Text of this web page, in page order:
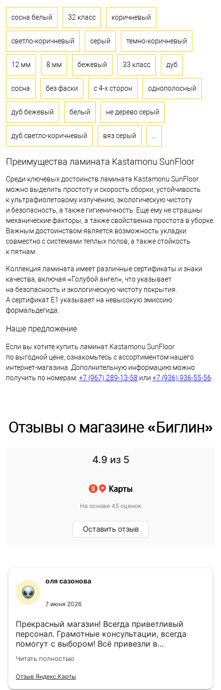
сосна белый 32 класс коричневый
светло-коричневый серый темно-коричневый
12 мм 8 мм бежевый 33 класс дуб
сосна без фаски с 4-х сторон однополосный
дуб бежевый белый не дерево серый
дуб светло-коричневый вяз серый
Преимущества ламината Kastamonu SunFloor
Среди ключевых достоинств ламината Kastamonu SunFloor
можно выделить простоту и скорость сборки, устойчивость
к ультрафиолетовому излучению, экологическую чистоту
и безопасность, а также гигиеничность. Еще ему не страшны
механические факторы, а также свойственна простота в уборке.
Важным достоинством является возможность укладки
совместно с системами теплых полов, а также стойкость
к пятнам.
Коллекция ламината имеет различные сертификаты и знаки
качества, включая «Голубой ангел», что указывает
на безопасность и экологическую чистоту покрытия.
А сертификат Е1 указывает на невысокую эмиссию
формальдегида.
Наше предложение
Если вы хотите купить ламинат Kastamonu SunFloor
по выгодной цене, ознакомьтесь с ассортиментом нашего
интернет-магазина. Дополнительную информацию можно
получить по номерам: +7 (967) 289-13-58 или +7 (936) 936-55-56
Отзывы о магазине «Биглин»
4.9 из 5
На основе 45 оценок
Оставить отзыв
оля сазонова
7 июня 2026
Прекрасный магазин! Всегда приветливый
персонал. Грамотные консультации, всегда
помогут с выбором! Всё привезли в
назначенный день!
Читать полностью
Отзыв Яндекс.Карты